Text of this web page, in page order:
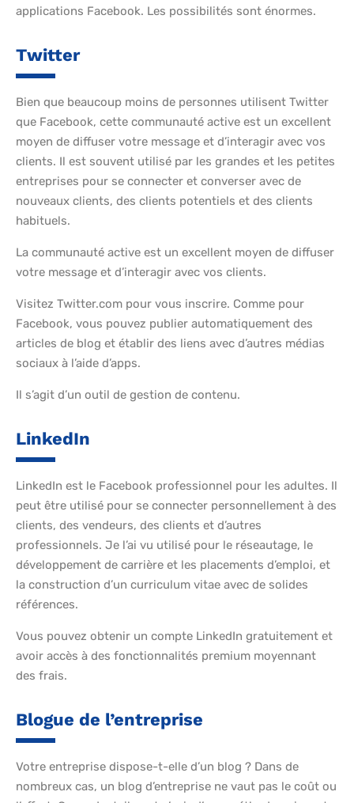
applications Facebook. Les possibilités sont énormes.
Twitter
Bien que beaucoup moins de personnes utilisent Twitter
que Facebook, cette communauté active est un excellent
moyen de diffuser votre message et d’interagir avec vos
clients. Il est souvent utilisé par les grandes et les petites
entreprises pour se connecter et converser avec de
nouveaux clients, des clients potentiels et des clients
habituels.
La communauté active est un excellent moyen de diffuser
votre message et d’interagir avec vos clients.
Visitez Twitter.com pour vous inscrire. Comme pour
Facebook, vous pouvez publier automatiquement des
articles de blog et établir des liens avec d’autres médias
sociaux à l’aide d’apps.
Il s’agit d’un outil de gestion de contenu.
LinkedIn
LinkedIn est le Facebook professionnel pour les adultes. Il
peut être utilisé pour se connecter personnellement à des
clients, des vendeurs, des clients et d’autres
professionnels. Je l’ai vu utilisé pour le réseautage, le
développement de carrière et les placements d’emploi, et
la construction d’un curriculum vitae avec de solides
références.
Vous pouvez obtenir un compte LinkedIn gratuitement et
avoir accès à des fonctionnalités premium moyennant
des frais.
Blogue de l’entreprise
Votre entreprise dispose-t-elle d’un blog ? Dans de
nombreux cas, un blog d’entreprise ne vaut pas le coût ou